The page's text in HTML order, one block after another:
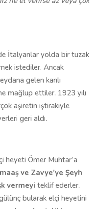
İtalyanlar yolda bir tuzak
istediler. Ancak
gelen kanlı
mağlup ettiler. 1923 yılı
aşiretin iştirakiyle
geri aldı.
heyeti Ömer Muhtar’a
ve Zavye’ye Şeyh
vermeyi teklif ederler.
bularak elçi heyetini